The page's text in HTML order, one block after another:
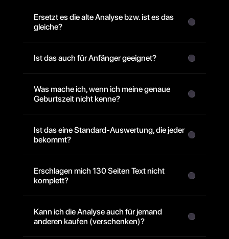
Ersetzt es die alte Analyse bzw. ist es das
gleiche?
Ist das auch für Anfänger geeignet?
Was mache ich, wenn ich meine genaue
Geburtszeit nicht kenne?
Ist das eine Standard-Auswertung, die jeder
bekommt?
Erschlagen mich 130 Seiten Text nicht
komplett?
Kann ich die Analyse auch für jemand
anderen kaufen (verschenken)?